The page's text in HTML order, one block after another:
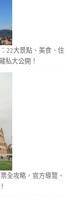
22大景點、美食、住
私大公開！
全攻略，官方導覽、